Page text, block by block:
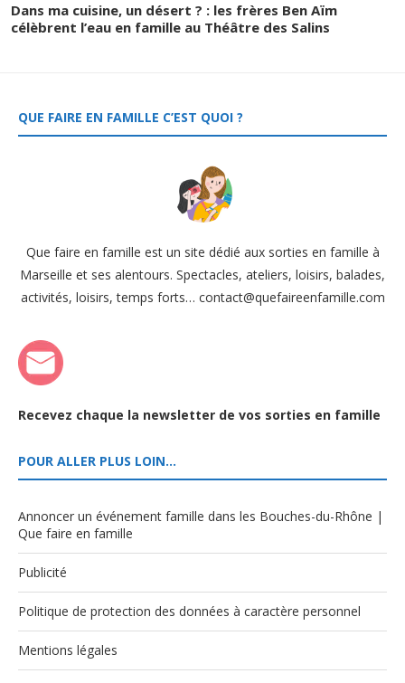
Dans ma cuisine, un désert ? : les frères Ben Aïm
célèbrent l’eau en famille au Théâtre des Salins
QUE FAIRE EN FAMILLE C’EST QUOI ?
Que faire en famille est un site dédié aux sorties en famille à
Marseille et ses alentours. Spectacles, ateliers, loisirs, balades,
activités, loisirs, temps forts… contact@quefaireenfamille.com
Recevez chaque la newsletter de vos sorties en famille
POUR ALLER PLUS LOIN…
Annoncer un événement famille dans les Bouches-du-Rhône |
Que faire en famille
Publicité
Politique de protection des données à caractère personnel
Mentions légales